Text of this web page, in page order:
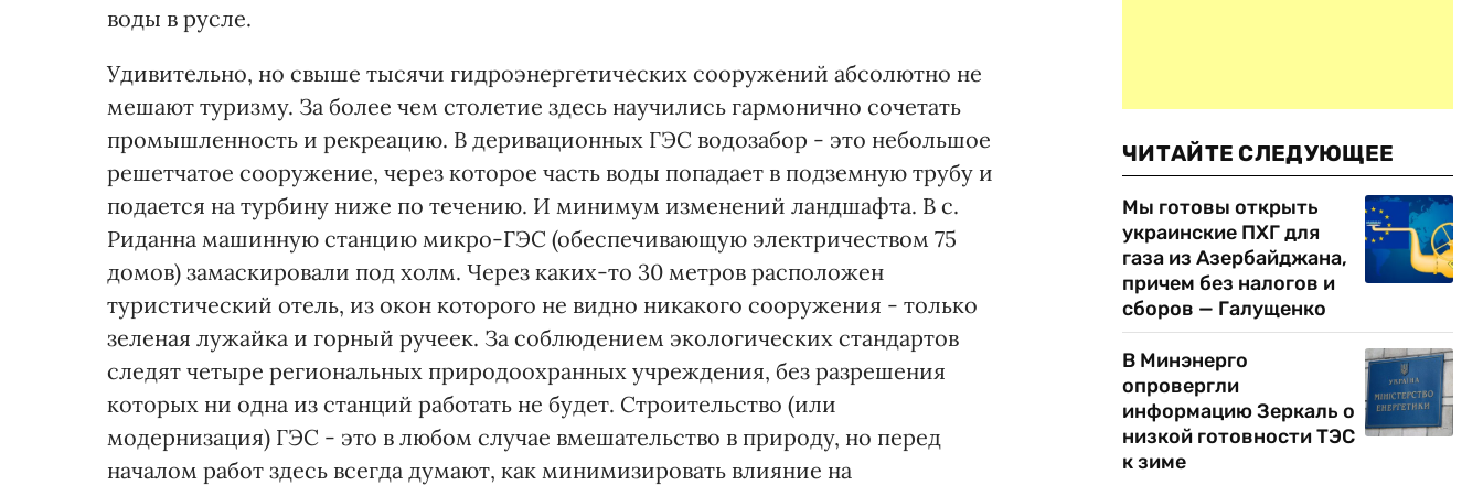
воды в русле.
Удивительно, но свыше тысячи гидроэнергетических сооружений абсолютно не
мешают туризму. За более чем столетие здесь научились гармонично сочетать
промышленность и рекреацию. В деривационных ГЭС водозабор - это небольшое
решетчатое сооружение, через которое часть воды попадает в подземную трубу и
подается на турбину ниже по течению. И минимум изменений ландшафта. В с.
Риданна машинную станцию микро-ГЭС (обеспечивающую электричеством 75
домов) замаскировали под холм. Через каких-то 30 метров расположен
туристический отель, из окон которого не видно никакого сооружения - только
зеленая лужайка и горный ручеек. За соблюдением экологических стандартов
следят четыре региональных природоохранных учреждения, без разрешения
которых ни одна из станций работать не будет. Строительство (или
модернизация) ГЭС - это в любом случае вмешательство в природу, но перед
началом работ здесь всегда думают, как минимизировать влияние на
ЧИТАЙТЕ СЛЕДУЮЩЕЕ
Мы готовы открыть
украинские ПХГ для
газа из Азербайджана,
причем без налогов и
сборов — Галущенко
В Минэнерго
опровергли
информацию Зеркаль о
низкой готовности ТЭС
к зиме